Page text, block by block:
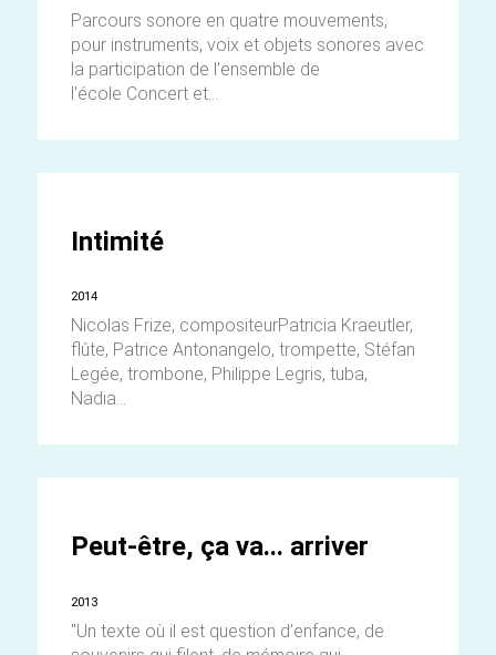
Parcours sonore en quatre mouvements,
pour instruments, voix et objets sonores avec
la participation de l’ensemble de
l’école Concert et...
Intimité
2014
Nicolas Frize, compositeurPatricia Kraeutler,
flûte, Patrice Antonangelo, trompette, Stéfan
Legée, trombone, Philippe Legris, tuba,
Nadia...
Peut-être, ça va... arriver
2013
"Un texte où il est question d’enfance, de